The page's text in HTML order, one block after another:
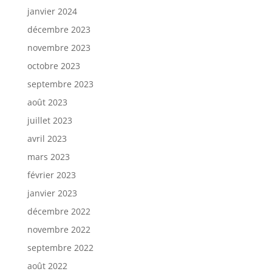
janvier 2024
décembre 2023
novembre 2023
octobre 2023
septembre 2023
août 2023
juillet 2023
avril 2023
mars 2023
février 2023
janvier 2023
décembre 2022
novembre 2022
septembre 2022
août 2022